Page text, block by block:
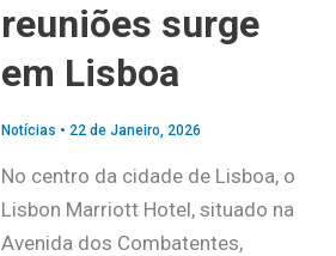
reuniões surge
em Lisboa
Notícias • 22 de Janeiro, 2026
No centro da cidade de Lisboa, o
Lisbon Marriott Hotel, situado na
Avenida dos Combatentes,